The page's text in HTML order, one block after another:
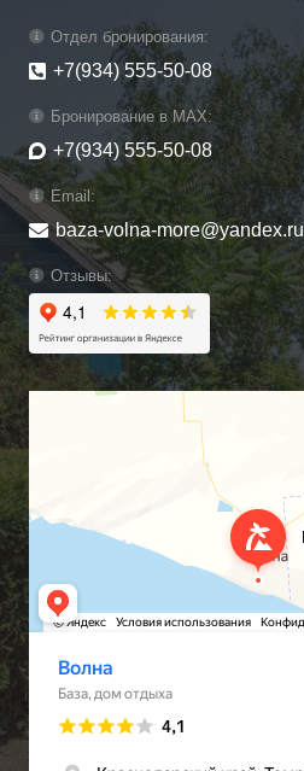
Отдел бронирования:
+7(934) 555-50-08
Бронирование в MAX:
+7(934) 555-50-08
Email:
baza-volna-more@yandex.ru
Отзывы: